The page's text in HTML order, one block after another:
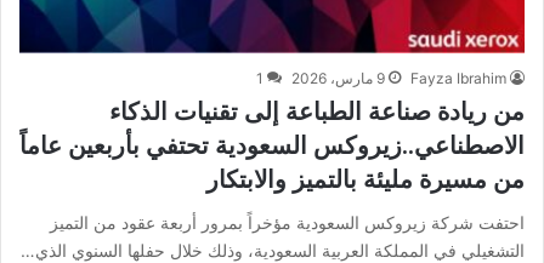
Fayza Ibrahim 9 مارس، 2026 1
من ريادة صناعة الطباعة إلى تقنيات الذكاء
الاصطناعي..زيروكس السعودية تحتفي بأربعين عاماً
من مسيرة مليئة بالتميز والابتكار
احتفت شركة زيروكس السعودية مؤخراً بمرور أربعة عقود من التميز
التشغيلي في المملكة العربية السعودية، وذلك خلال حفلها السنوي الذي…